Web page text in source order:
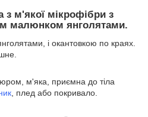
з м'якої мікрофібри з
малюнком янголятами.
і окантовкою по краях.
м'яка, приємна до тіла
, плед або покривало.